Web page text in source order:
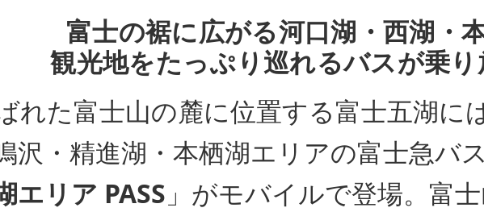
富士の裾に広がる河口湖・西湖・
観光地をたっぷり巡れるバスが乗り
れた富士山の麓に位置する富士五湖に
沢・精進湖・本栖湖エリアの富士急バ
エリア PASS 」がモバイルで登場。富